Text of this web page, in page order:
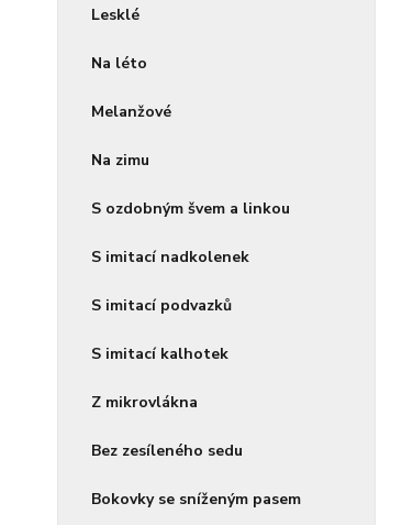
Lesklé
Na léto
Melanžové
Na zimu
S ozdobným švem a linkou
S imitací nadkolenek
S imitací podvazků
S imitací kalhotek
Z mikrovlákna
Bez zesíleného sedu
Bokovky se sníženým pasem